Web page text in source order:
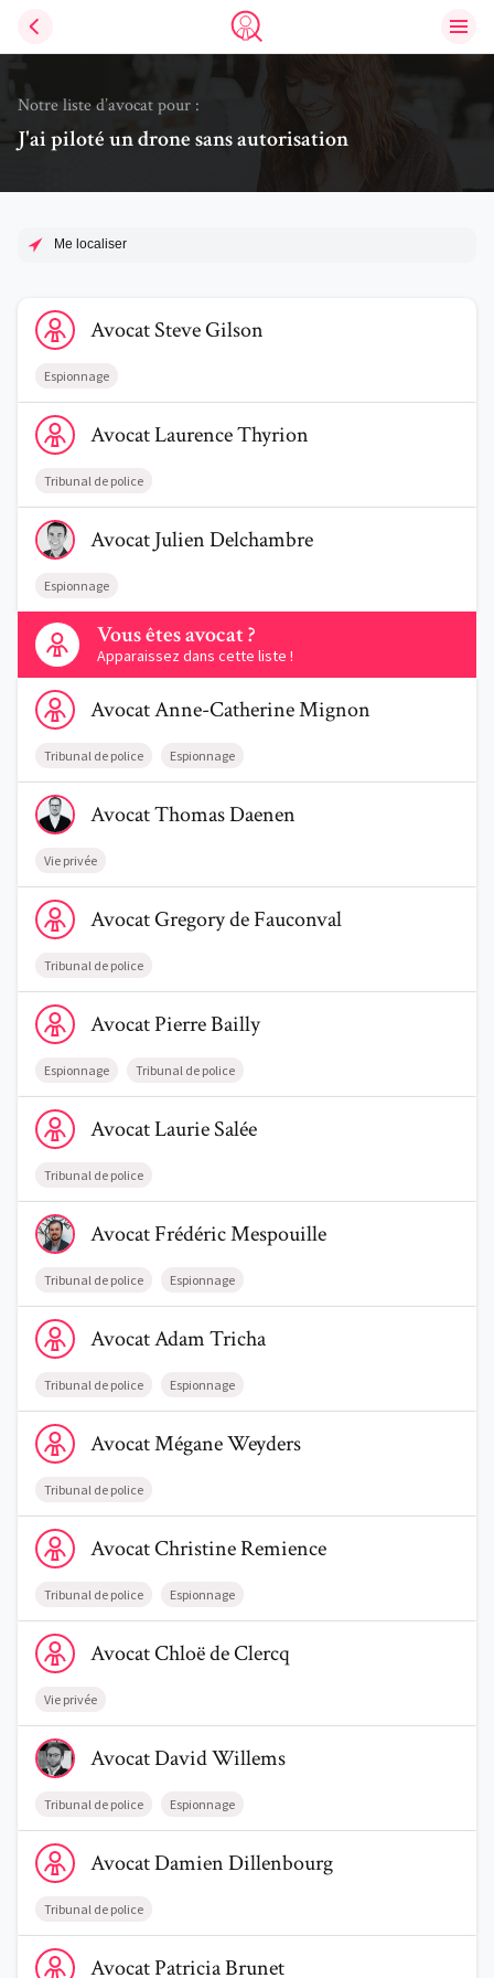
Trouve un avocat
Notre liste d’avocat pour :
J'ai piloté un drone sans autorisation
Me localiser
Voir le profil de AvocatSteve Gilson
AvocatSteveGilson
Espionnage
Voir le profil de AvocatLaurence Thyrion
AvocatLaurenceThyrion
Tribunal de police
Voir le profil de AvocatJulien Delchambre
AvocatJulienDelchambre
Espionnage
Vous êtes avocat ?
Apparaissez dans cette liste !
Contactez-nous
Voir le profil de AvocatAnne-Catherine Mignon
AvocatAnne-CatherineMignon
Tribunal de police Espionnage
Voir le profil de AvocatThomas Daenen
AvocatThomasDaenen
Vie privée
Voir le profil de AvocatGregory de Fauconval
AvocatGregoryde Fauconval
Tribunal de police
Voir le profil de AvocatPierre Bailly
AvocatPierreBailly
Espionnage Tribunal de police
Voir le profil de AvocatLaurie Salée
AvocatLaurieSalée
Tribunal de police
Voir le profil de AvocatFrédéric Mespouille
AvocatFrédéricMespouille
Tribunal de police Espionnage
Voir le profil de AvocatAdam Tricha
AvocatAdamTricha
Tribunal de police Espionnage
Voir le profil de AvocatMégane Weyders
AvocatMéganeWeyders
Tribunal de police
Voir le profil de AvocatChristine Remience
AvocatChristineRemience
Tribunal de police Espionnage
Voir le profil de AvocatChloë de Clercq
AvocatChloëde Clercq
Vie privée
Voir le profil de AvocatDavid Willems
AvocatDavidWillems
Tribunal de police Espionnage
Voir le profil de AvocatDamien Dillenbourg
AvocatDamienDillenbourg
Tribunal de police
Voir le profil de AvocatPatricia Brunet
AvocatPatriciaBrunet